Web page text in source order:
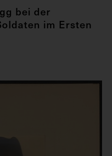
bei der
im Ersten